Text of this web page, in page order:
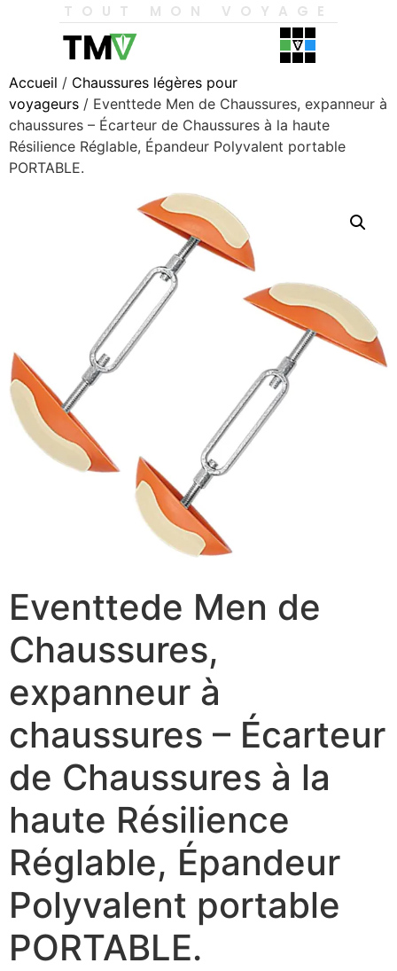
TOUT MON VOYAGE
Accueil / Chaussures légères pour
voyageurs / Eventtede Men de Chaussures, expanneur à
chaussures – Écarteur de Chaussures à la haute
Résilience Réglable, Épandeur Polyvalent portable
PORTABLE.
Eventtede Men de
Chaussures,
expanneur à
chaussures – Écarteur
de Chaussures à la
haute Résilience
Réglable, Épandeur
Polyvalent portable
PORTABLE.